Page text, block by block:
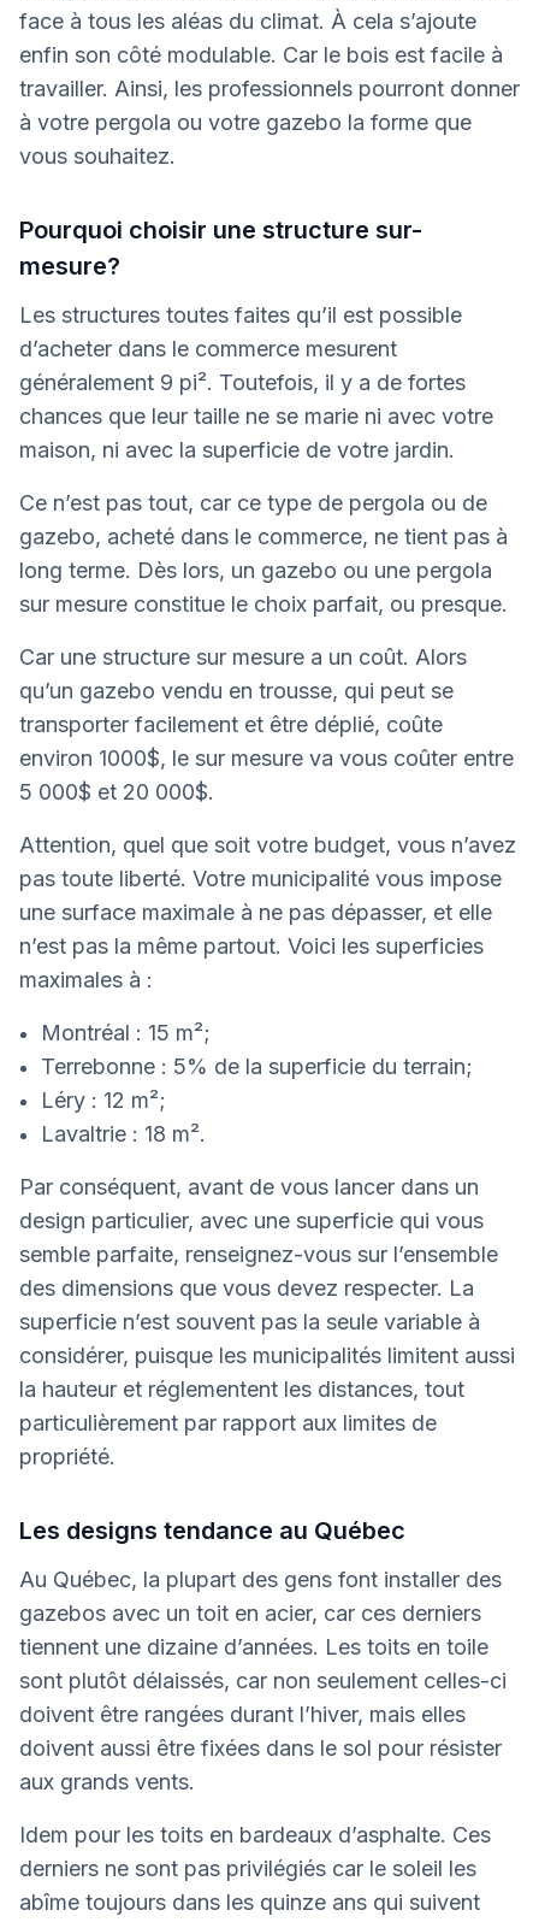
face à tous les aléas du climat. À cela s’ajoute
enfin son côté modulable. Car le bois est facile à
travailler. Ainsi, les professionnels pourront donner
à votre pergola ou votre gazebo la forme que
vous souhaitez.
Pourquoi choisir une structure sur-
mesure?
Les structures toutes faites qu’il est possible
d’acheter dans le commerce mesurent
généralement 9 pi². Toutefois, il y a de fortes
chances que leur taille ne se marie ni avec votre
maison, ni avec la superficie de votre jardin.
Ce n’est pas tout, car ce type de pergola ou de
gazebo, acheté dans le commerce, ne tient pas à
long terme. Dès lors, un gazebo ou une pergola
sur mesure constitue le choix parfait, ou presque.
Car une structure sur mesure a un coût. Alors
qu’un gazebo vendu en trousse, qui peut se
transporter facilement et être déplié, coûte
environ 1000$, le sur mesure va vous coûter entre
5 000$ et 20 000$.
Attention, quel que soit votre budget, vous n’avez
pas toute liberté. Votre municipalité vous impose
une surface maximale à ne pas dépasser, et elle
n’est pas la même partout. Voici les superficies
maximales à :
Montréal : 15 m²;
Terrebonne : 5% de la superficie du terrain;
Léry : 12 m²;
Lavaltrie : 18 m².
Par conséquent, avant de vous lancer dans un
design particulier, avec une superficie qui vous
semble parfaite, renseignez-vous sur l’ensemble
des dimensions que vous devez respecter. La
superficie n’est souvent pas la seule variable à
considérer, puisque les municipalités limitent aussi
la hauteur et réglementent les distances, tout
particulièrement par rapport aux limites de
propriété.
Les designs tendance au Québec
Au Québec, la plupart des gens font installer des
gazebos avec un toit en acier, car ces derniers
tiennent une dizaine d’années. Les toits en toile
sont plutôt délaissés, car non seulement celles-ci
doivent être rangées durant l’hiver, mais elles
doivent aussi être fixées dans le sol pour résister
aux grands vents.
Idem pour les toits en bardeaux d’asphalte. Ces
derniers ne sont pas privilégiés car le soleil les
abîme toujours dans les quinze ans qui suivent